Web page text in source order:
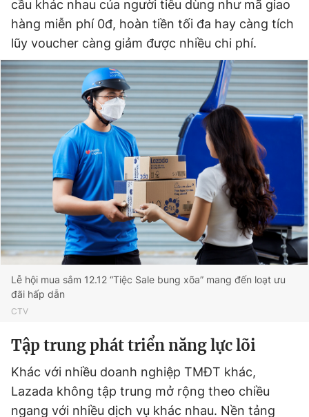
cầu khác nhau của người tiêu dùng như mã giao
hàng miễn phí 0đ, hoàn tiền tối đa hay càng tích
lũy voucher càng giảm được nhiều chi phí.
Lễ hội mua sắm 12.12 “Tiệc Sale bung xõa” mang đến loạt ưu
đãi hấp dẫn
CTV
Tập trung phát triển năng lực lõi
Khác với nhiều doanh nghiệp TMĐT khác,
Lazada không tập trung mở rộng theo chiều
ngang với nhiều dịch vụ khác nhau. Nền tảng